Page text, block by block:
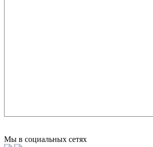
Мы в социальных сетях